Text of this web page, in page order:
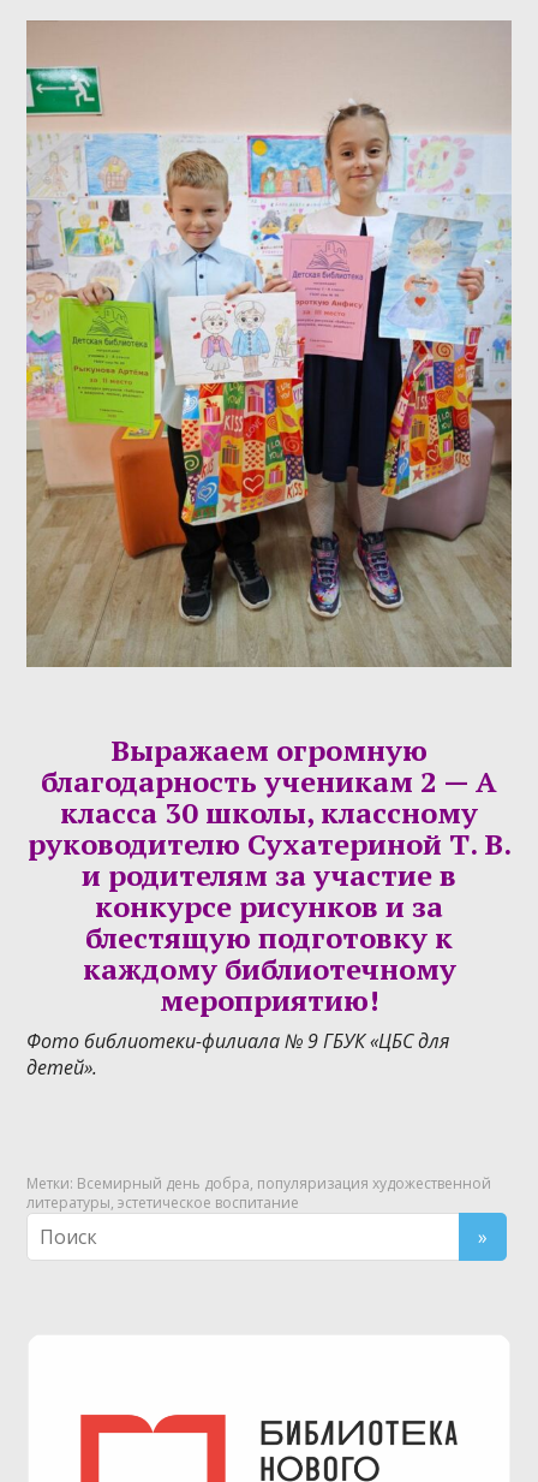
Выражаем огромную
благодарность ученикам 2 — А
класса 30 школы, классному
руководителю Сухатериной Т. В.
и родителям за участие в
конкурсе рисунков и за
блестящую подготовку к
каждому библиотечному
мероприятию!
Фото библиотеки-филиала № 9 ГБУК «ЦБС для
детей».
Метки: Всемирный день добра, популяризация художественной
литературы,эстетическое воспитание